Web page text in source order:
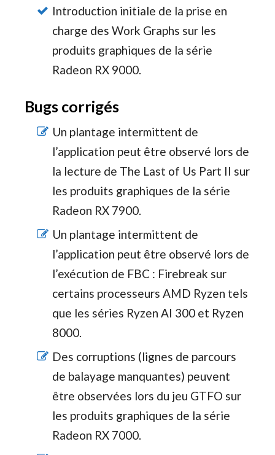
Introduction initiale de la prise en
charge des Work Graphs sur les
produits graphiques de la série
Radeon RX 9000.
Bugs corrigés
Un plantage intermittent de
l’application peut être observé lors de
la lecture de The Last of Us Part II sur
les produits graphiques de la série
Radeon RX 7900.
Un plantage intermittent de
l’application peut être observé lors de
l’exécution de FBC : Firebreak sur
certains processeurs AMD Ryzen tels
que les séries Ryzen AI 300 et Ryzen
8000.
Des corruptions (lignes de parcours
de balayage manquantes) peuvent
être observées lors du jeu GTFO sur
les produits graphiques de la série
Radeon RX 7000.